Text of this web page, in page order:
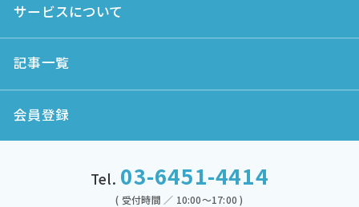
サービスについて
記事一覧
会員登録
Tel. 03-6451-4414
( 受付時間 ／ 10:00～17:00 )